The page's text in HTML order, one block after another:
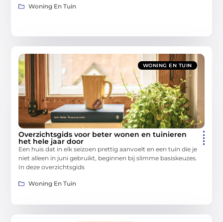
Woning En Tuin
WONING EN TUIN
Overzichtsgids voor beter wonen en tuinieren
het hele jaar door
Een huis dat in elk seizoen prettig aanvoelt en een tuin die je
niet alleen in juni gebruikt, beginnen bij slimme basiskeuzes.
In deze overzichtsgids
Woning En Tuin